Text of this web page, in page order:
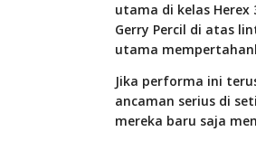
utama di kelas
Gerry Percil di atas
utama
Jika performa ini
ancaman serius di
mereka baru saja